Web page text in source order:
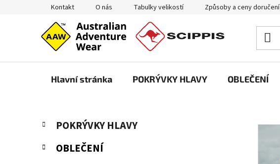
Kontakt O nás Tabulky velikostí Způsoby a ceny doručení
Hlavní stránka POKRÝVKY HLAVY OBLEČENÍ
P
s
Přeskočit
kategorie
K
a
t
e
POKRÝVKY HLAVY
OBLEČENÍ